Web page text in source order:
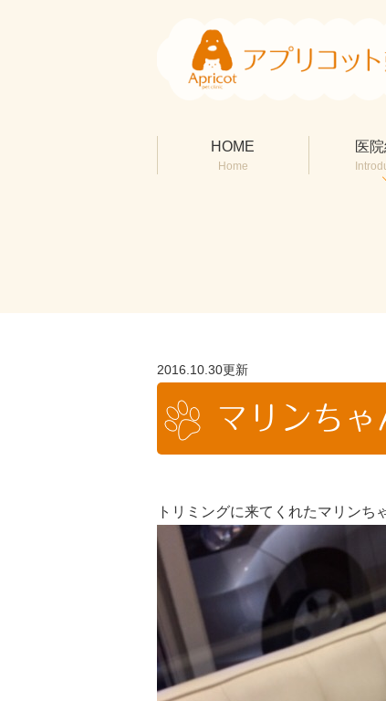
HOME
Home
医
2016.10.30更新
マリンちゃ
トリミングに来てくれたマリンち